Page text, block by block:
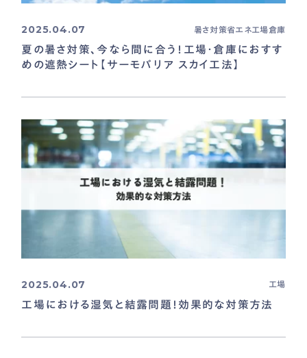
2025.04.07 暑さ対策省エネ工場倉庫
夏の暑さ対策、今なら間に合う！工場・倉庫におすす
めの遮熱シート【サーモバリア スカイ工法】
2025.04.07 工場
工場における湿気と結露問題！効果的な対策方法